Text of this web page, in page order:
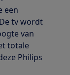
een
tv wordt
van
totale
Philips